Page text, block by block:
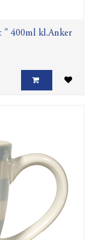
" 400ml kl.Anker